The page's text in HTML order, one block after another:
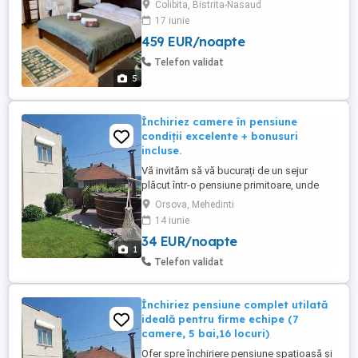
5
ari.Complex format din 2 clădiri, 2 parcări,
curte, parc împădurit, foișor acoperit și
debara lemnărie. Prima cladire are
suprafața construită de 369 mp, formată
Colibita, Bistrita-Nasaud
17 iunie
459 EUR/noapte
Telefon validat
1
Închiriez camere în pensiune
condiții excelente + bonusuri
incluse.
Vă invităm să vă bucurați de un sejur
plăcut într-o pensiune primitoare, unde
confortul și atmosfera relaxantă se îmbină
perfect. Închiriem camere curate și
spațioase, ideale atât pentru perioade
scurte, cât și pentru șederi mai lungi.
Facilități oferite: Bucătărie complet utilată,
Orsova, Mehedinti
14 iunie
34 EUR/noapte
Telefon validat
Închiriez pensiune complet utilată
ideală pentru firme echipe (7
camere, 5 bai,16 locuri)
Ofer spre închiriere pensiune spațioasă și